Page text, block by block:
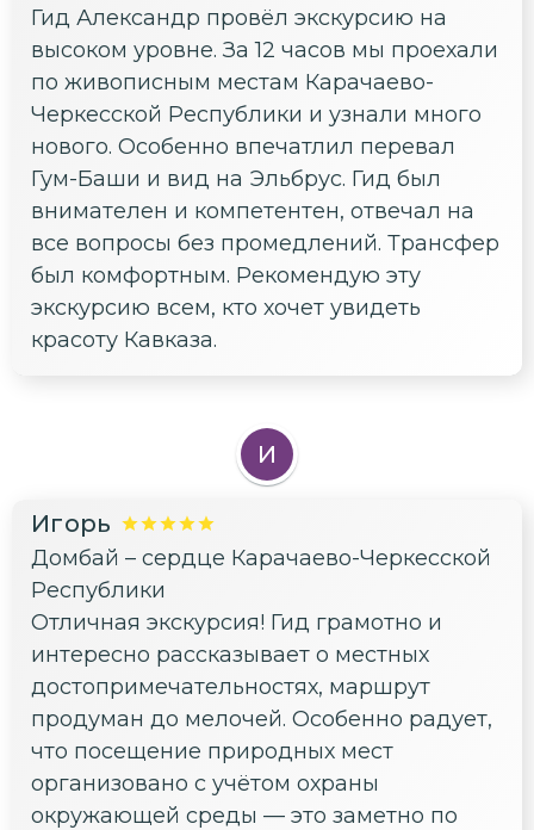
Гид Александр провёл экскурсию на
высоком уровне. За 12 часов мы проехали
по живописным местам Карачаево-
Черкесской Республики и узнали много
нового. Особенно впечатлил перевал
Гум-Баши и вид на Эльбрус. Гид был
внимателен и компетентен, отвечал на
все вопросы без промедлений. Трансфер
был комфортным. Рекомендую эту
экскурсию всем, кто хочет увидеть
красоту Кавказа.
И
Игорь
Домбай – сердце Карачаево-Черкесской
Республики
Отличная экскурсия! Гид грамотно и
интересно рассказывает о местных
достопримечательностях, маршрут
продуман до мелочей. Особенно радует,
что посещение природных мест
организовано с учётом охраны
окружающей среды — это заметно по